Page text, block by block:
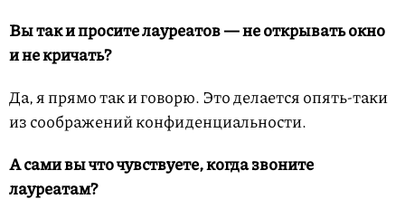
Вы так и просите лауреатов — не открывать окно
и не кричать?
Да, я прямо так и говорю. Это делается опять-таки
из соображений конфиденциальности.
А сами вы что чувствуете, когда звоните
лауреатам?